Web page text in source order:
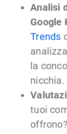
Analisi
Google
Trends
la
nicchia.
tuoi